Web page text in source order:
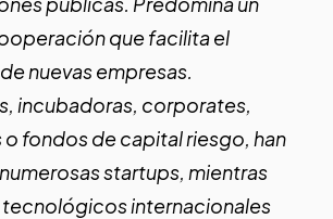
que facilita el
nuevas empresas.
incubadoras, corporates,
fondos de capital riesgo, han
startups, mientras
internacionales